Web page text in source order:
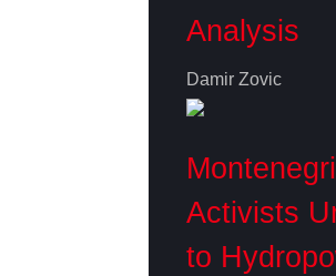
Analysis
Damir Zovic
Activists
to